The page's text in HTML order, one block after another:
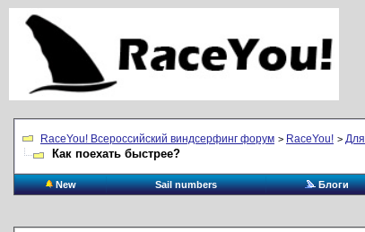
RaceYou! Всероссийский виндсерфинг форум > RaceYou! >
Как поехать быстрее?
New Sail numbers Блоги